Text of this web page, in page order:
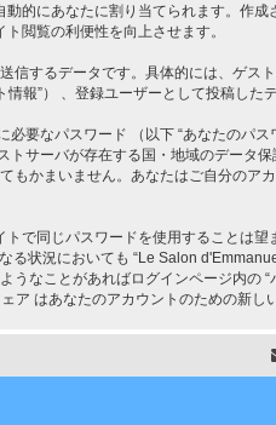
的にあなたに割り当てられます。作
閲覧の利便性を向上させます。
するデータです。具体的には、ゲス
”） 、登録ユーザーとして投稿したデ
要なパスワード （以下 “あなたのパ
サーバが存在する国・地域のデータ
かまいません。あなたはご自分のア
で同じパスワードを使用することは
状況においても “Le Salon
なことがあればログインページ内の
はあなたのアカウントのための新し